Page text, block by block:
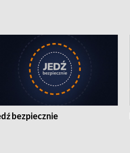
bezpiecznie